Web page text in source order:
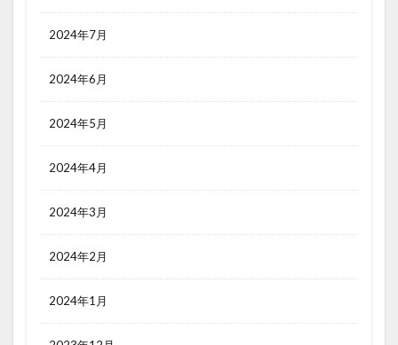
2024年7月
2024年6月
2024年5月
2024年4月
2024年3月
2024年2月
2024年1月